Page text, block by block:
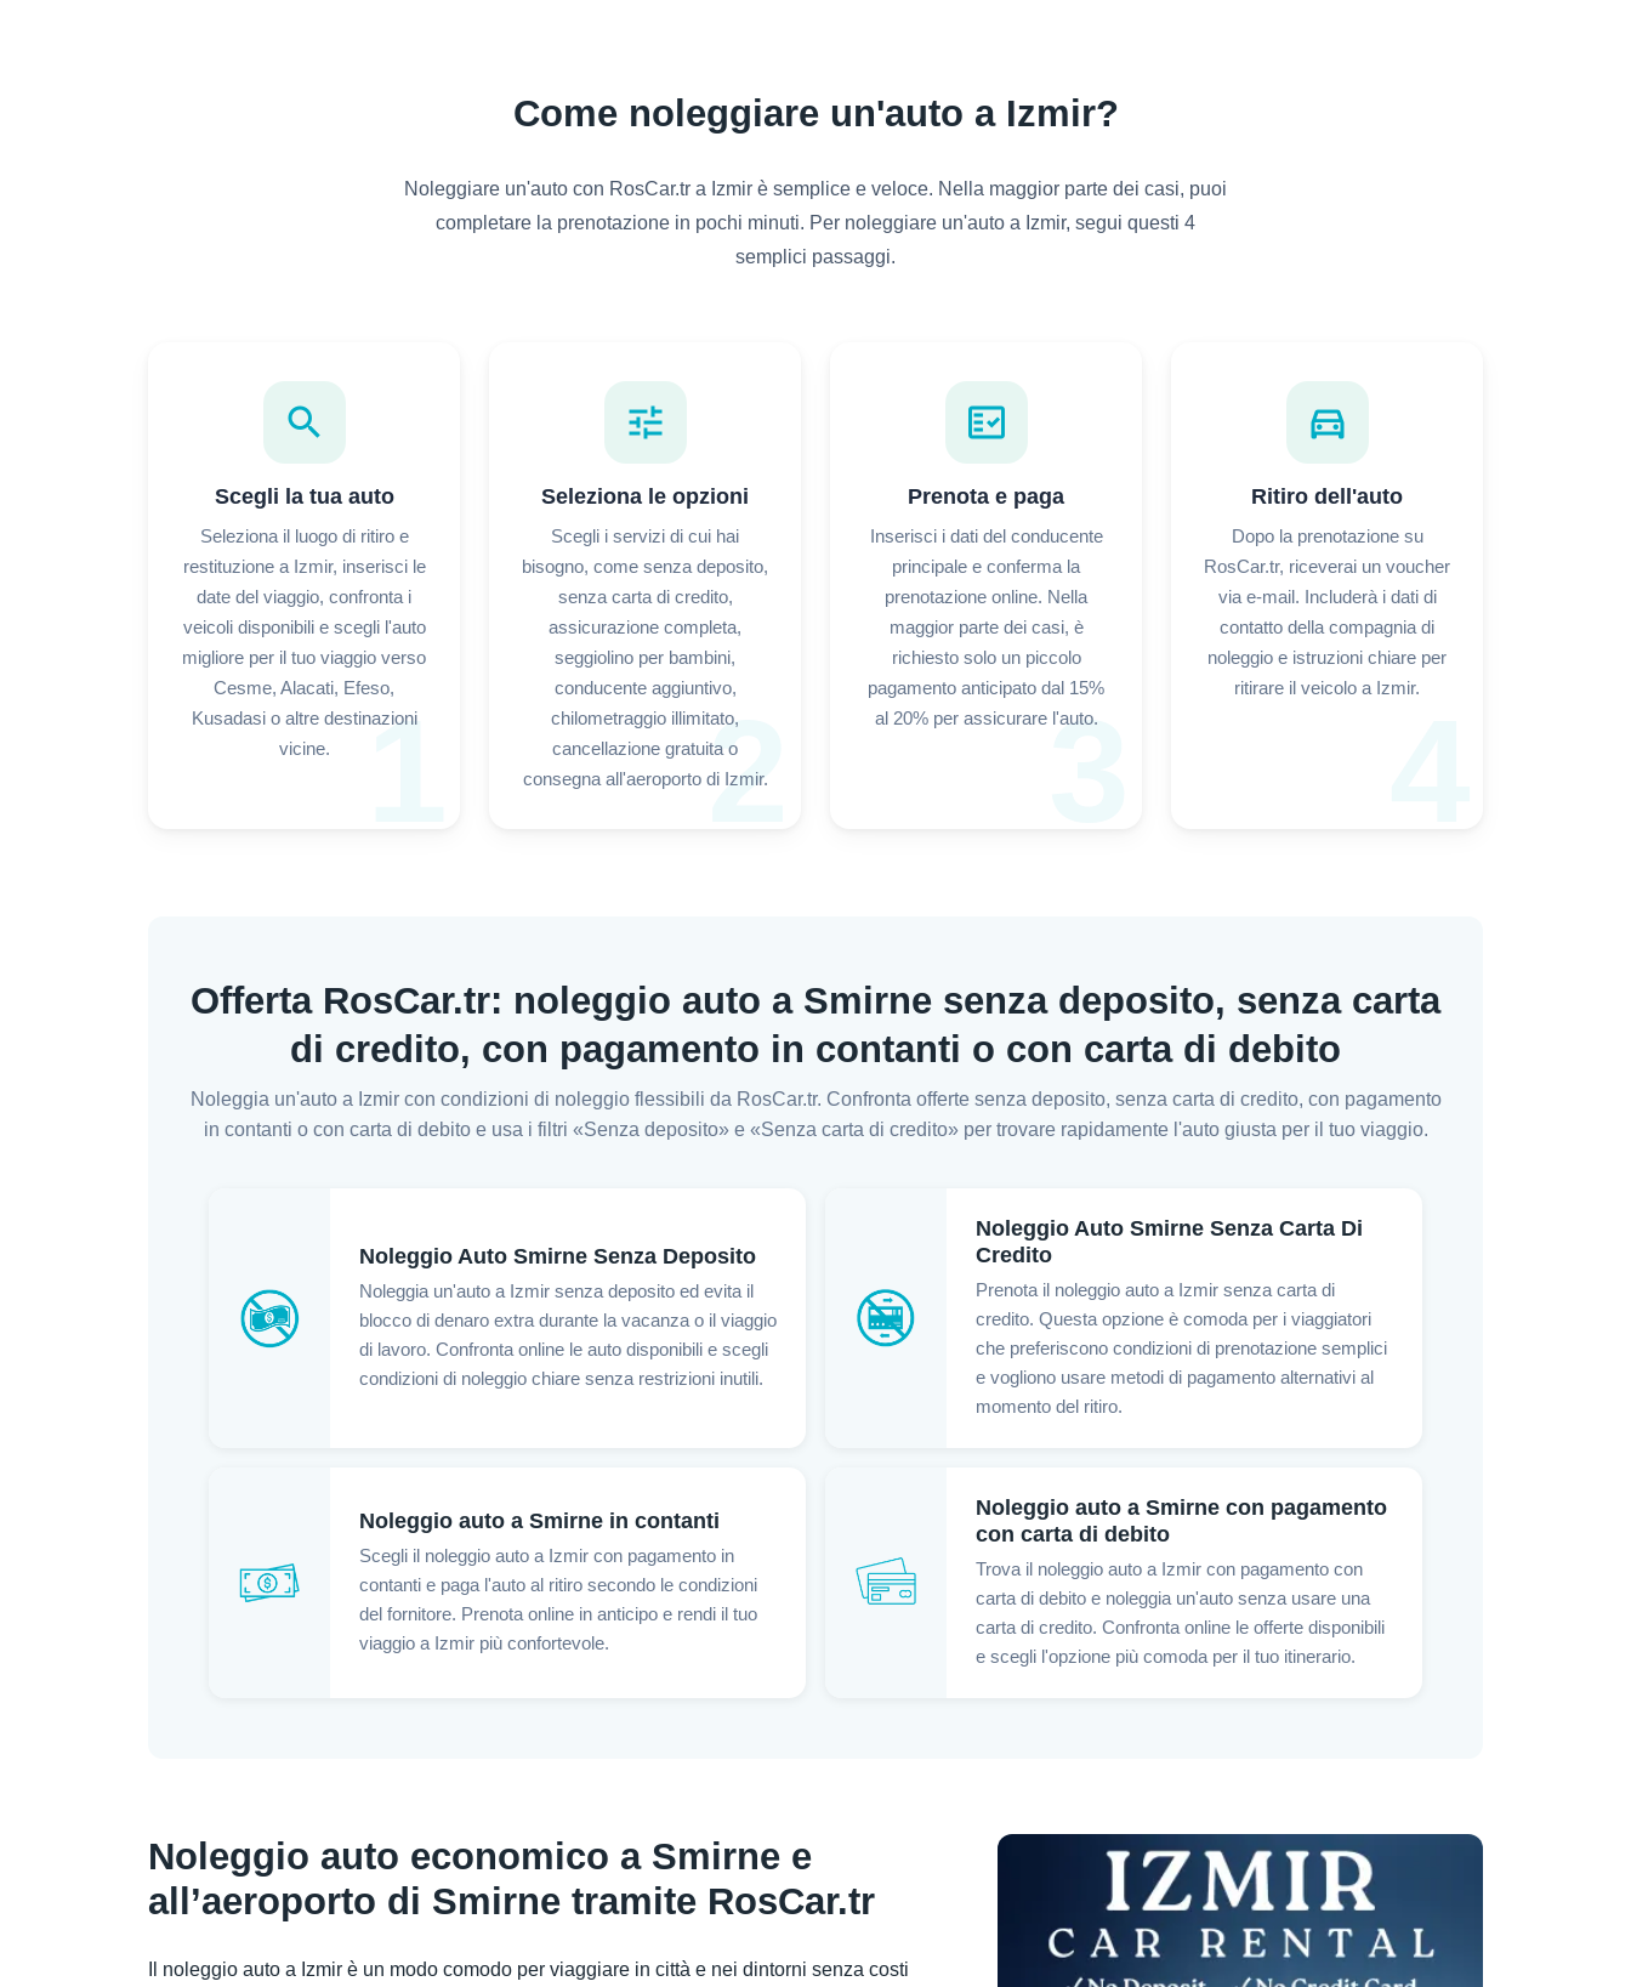
Come noleggiare un'auto a Izmir?
Noleggiare un'auto con RosCar.tr a Izmir è semplice e veloce. Nella maggior parte dei casi, puoi
completare la prenotazione in pochi minuti. Per noleggiare un'auto a Izmir, segui questi 4
semplici passaggi.
1
search
Scegli la tua auto
Seleziona il luogo di ritiro e
restituzione a Izmir, inserisci le
date del viaggio, confronta i
veicoli disponibili e scegli l'auto
migliore per il tuo viaggio verso
Cesme, Alacati, Efeso,
Kusadasi o altre destinazioni
vicine.
2
tune
Seleziona le opzioni
Scegli i servizi di cui hai
bisogno, come senza deposito,
senza carta di credito,
assicurazione completa,
seggiolino per bambini,
conducente aggiuntivo,
chilometraggio illimitato,
cancellazione gratuita o
consegna all'aeroporto di Izmir.
3
fact_check
Prenota e paga
Inserisci i dati del conducente
principale e conferma la
prenotazione online. Nella
maggior parte dei casi, è
richiesto solo un piccolo
pagamento anticipato dal 15%
al 20% per assicurare l'auto.
directions_car
Ritiro dell'auto
Dopo la prenotazione su
RosCar.tr, riceverai un voucher
via e-mail. Includerà i dati di
contatto della compagnia di
noleggio e istruzioni chiare per
ritirare il veicolo a Izmir.
Offerta RosCar.tr: noleggio auto a Smirne senza deposito, senza carta
di credito, con pagamento in contanti o con carta di debito
Noleggia un'auto a Izmir con condizioni di noleggio flessibili da RosCar.tr. Confronta offerte senza deposito, senza carta di credito, con pagamento
in contanti o con carta di debito e usa i filtri «Senza deposito» e «Senza carta di credito» per trovare rapidamente l'auto giusta per il tuo viaggio.
Noleggio Auto Smirne Senza Deposito
Noleggia un'auto a Izmir senza deposito ed evita il
blocco di denaro extra durante la vacanza o il viaggio
di lavoro. Confronta online le auto disponibili e scegli
condizioni di noleggio chiare senza restrizioni inutili.
Noleggio Auto Smirne Senza Carta Di
Credito
Prenota il noleggio auto a Izmir senza carta di
credito. Questa opzione è comoda per i viaggiatori
che preferiscono condizioni di prenotazione semplici
e vogliono usare metodi di pagamento alternativi al
momento del ritiro.
Noleggio auto a Smirne in contanti
Scegli il noleggio auto a Izmir con pagamento in
contanti e paga l'auto al ritiro secondo le condizioni
del fornitore. Prenota online in anticipo e rendi il tuo
viaggio a Izmir più confortevole.
Noleggio auto a Smirne con pagamento
con carta di debito
Trova il noleggio auto a Izmir con pagamento con
carta di debito e noleggia un'auto senza usare una
carta di credito. Confronta online le offerte disponibili
e scegli l'opzione più comoda per il tuo itinerario.
Noleggio auto economico a Smirne e
all’aeroporto di Smirne tramite RosCar.tr
Il noleggio auto a Izmir è un modo comodo per viaggiare in città e nei dintorni senza costi